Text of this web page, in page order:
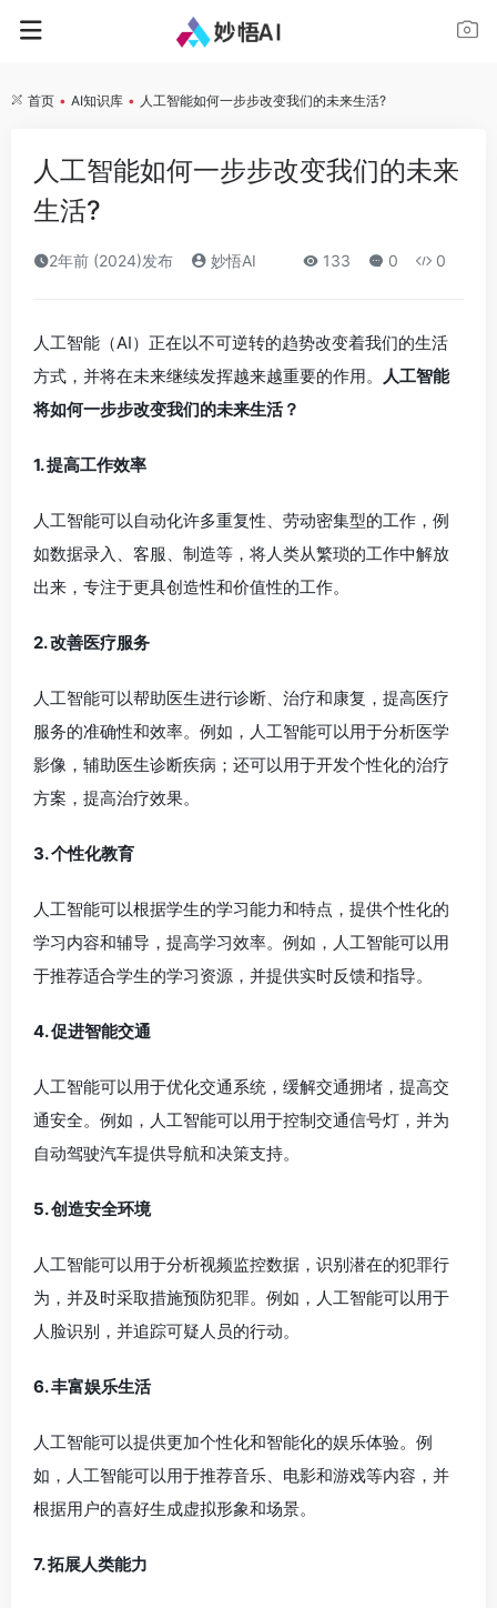
首页 • AI知识库 • 人工智能如何一步步改变我们的未来生活?
人工智能如何一步步改变我们的未来
生活?
2年前 (2024)发布 妙悟AI 133 0 0
人工智能（AI）正在以不可逆转的趋势改变着我们的生活
方式，并将在未来继续发挥越来越重要的作用。
人工智能
将如何一步步改变我们的未来生活？
1. 提高工作效率
人工智能可以自动化许多重复性、劳动密集型的工作，例
如数据录入、客服、制造等，将人类从繁琐的工作中解放
出来，专注于更具创造性和价值性的工作。
2. 改善医疗服务
人工智能可以帮助医生进行诊断、治疗和康复，提高医疗
服务的准确性和效率。例如，人工智能可以用于分析医学
影像，辅助医生诊断疾病；还可以用于开发个性化的治疗
方案，提高治疗效果。
3. 个性化教育
人工智能可以根据学生的学习能力和特点，提供个性化的
学习内容和辅导，提高学习效率。例如，人工智能可以用
于推荐适合学生的学习资源，并提供实时反馈和指导。
4. 促进智能交通
人工智能可以用于优化交通系统，缓解交通拥堵，提高交
通安全。例如，人工智能可以用于控制交通信号灯，并为
自动驾驶汽车提供导航和决策支持。
5. 创造安全环境
人工智能可以用于分析视频监控数据，识别潜在的犯罪行
为，并及时采取措施预防犯罪。例如，人工智能可以用于
人脸识别，并追踪可疑人员的行动。
6. 丰富娱乐生活
人工智能可以提供更加个性化和智能化的娱乐体验。例
如，人工智能可以用于推荐音乐、电影和游戏等内容，并
根据用户的喜好生成虚拟形象和场景。
7. 拓展人类能力